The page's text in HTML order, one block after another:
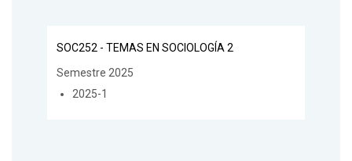
SOC252 - TEMAS EN SOCIOLOGÍA 2
Semestre 2025
2025-1